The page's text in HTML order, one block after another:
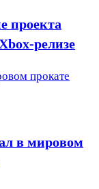
проекта
релизе
прокате
в мировом